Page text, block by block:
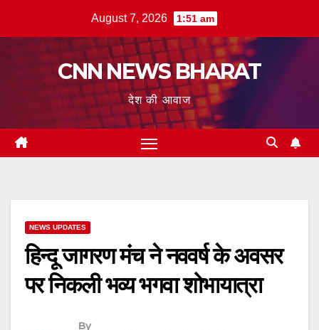
August 7, 2026 1:51 am
CNN NEWS BHARAT
देश की आवाज
NEWS UPDATES
हिन्दू जागरण मंच ने नववर्ष के अवसर
पर निकली भव्य भगवा शोभायात्रा
By